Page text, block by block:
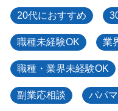
20代におすすめ
職種未経験OK 業
職種・業界未経験OK
副業応相談 パパ